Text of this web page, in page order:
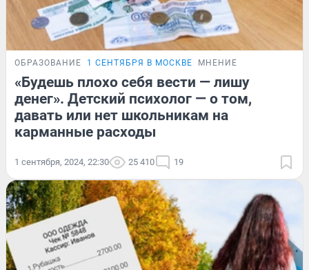
ОБРАЗОВАНИЕ 1 СЕНТЯБРЯ В МОСКВЕ МНЕНИЕ
«Будешь плохо себя вести — лишу
денег». Детский психолог — о том,
давать или нет школьникам на
карманные расходы
1 сентября, 2024, 22:30 25 410 19